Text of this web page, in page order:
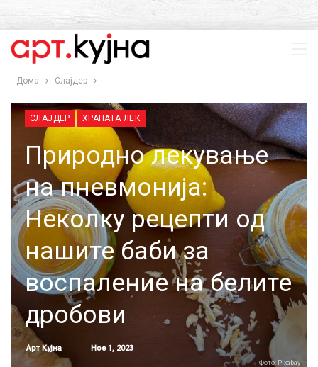
Дома Слајдер
СЛАЈДЕР ХРАНАТА ЛЕК
Природно лекување
на пневмонија:
Неколку рецепти од
нашите баби за
воспаление на белите
дробови
Арт Кујна Ное 1, 2023
Фото: Pixabay